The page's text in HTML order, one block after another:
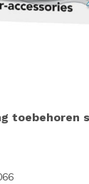
toebehoren